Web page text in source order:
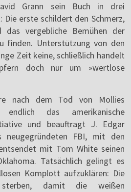
Grann sein Buch in drei
Die erste schildert den Schmerz,
das vergebliche Bemühen der
finden. Unterstützung von den
Zeit keine, schließlich handelt
doch nur um »wertlose
nach dem Tod von Mollies
endlich das amerikanische
und beauftragt J. Edgar
neugegründeten FBI, mit den
mit Tom White seinen
Tatsächlich gelingt es
Komplott aufzuklären: Die
damit die weißen